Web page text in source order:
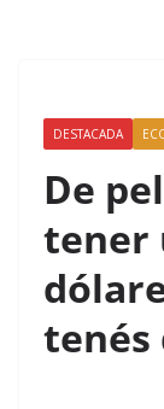
DESTACADA
De
tener
tenés